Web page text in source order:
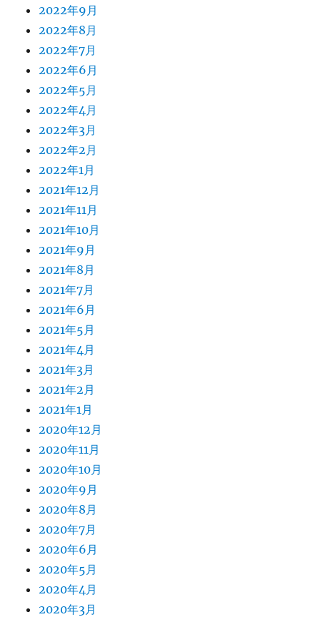
2022年9月
2022年8月
2022年7月
2022年6月
2022年5月
2022年4月
2022年3月
2022年2月
2022年1月
2021年12月
2021年11月
2021年10月
2021年9月
2021年8月
2021年7月
2021年6月
2021年5月
2021年4月
2021年3月
2021年2月
2021年1月
2020年12月
2020年11月
2020年10月
2020年9月
2020年8月
2020年7月
2020年6月
2020年5月
2020年4月
2020年3月